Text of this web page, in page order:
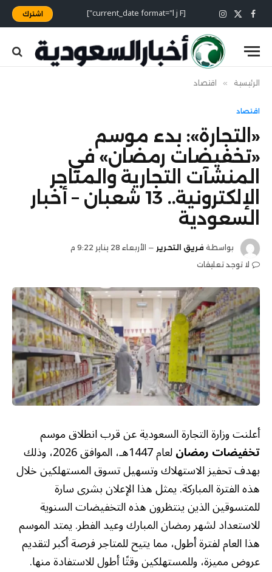
فيسبوك
X
(Twitter)
الانستغرام [current_date format="l j F"] اشترك
الرئيسية » اقتصاد
اقتصاد
«التجارة»: بدء موسم
«تخفيضات رمضان» في
المنشآت التجارية والمتاجر
الإلكترونية.. 13 شعبان – أخبار
السعودية
بواسطة فريق التحرير
الأربعاء 28 يناير 9:22 م
لا توجد تعليقات
أعلنت وزارة التجارة السعودية عن قرب انطلاق موسم
تخفيضات رمضان لعام 1447هـ، الموافق 2026، وذلك
بهدف تحفيز الاستهلاك وتسهيل تسوق المستهلكين خلال
هذه الفترة المباركة. يمثل هذا الإعلان بشرى سارة
للمتسوقين الذين ينتظرون هذه التخفيضات السنوية
للاستعداد لشهر رمضان المبارك وعيد الفطر. يمتد الموسم
هذا العام لفترة أطول، مما يتيح للمتاجر فرصة أكبر لتقديم
عروض مميزة، وللمستهلكين وقتًا أطول للاستفادة منها.